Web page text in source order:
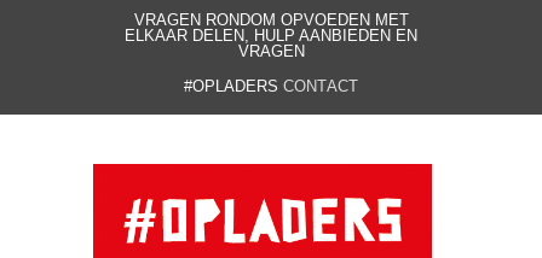
VRAGEN RONDOM OPVOEDEN MET
ELKAAR DELEN, HULP AANBIEDEN EN
VRAGEN
#OPLADERS CONTACT